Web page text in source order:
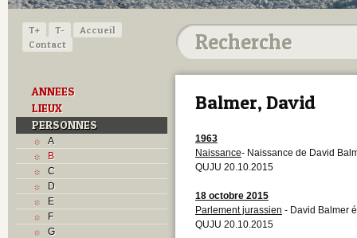
T+ T-
Accueil
Contact
ANNEES
LIEUX
PERSONNES
A
B
C
D
E
F
G
Balmer, David
1963
Naissance- Naissance de David
QUJU 20.10.2015
18 octobre 2015
Parlement jurassien - David Balmer
QUJU 20.10.2015